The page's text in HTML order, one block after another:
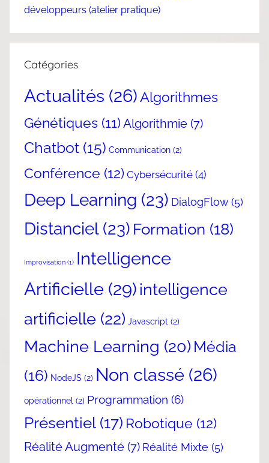
développeurs (atelier pratique)
Catégories
Actualités (26) Algorithmes
Génétiques (11)Algorithmie (7)
Chatbot (15) Communication (2)
Conférence (12) Cybersécurité (4)
Deep Learning (23) DialogFlow(5)
Distanciel(23) Formation (18)
Improvisation (1) Intelligence
Artificielle (29) intelligence
artificielle (22) Javascript (2)
Machine Learning (20) Média
(16) NodeJS (2) Non classé (26)
opérationnel (2) Programmation (6)
Présentiel(17) Robotique (12)
Réalité Augmenté (7) Réalité Mixte (5)